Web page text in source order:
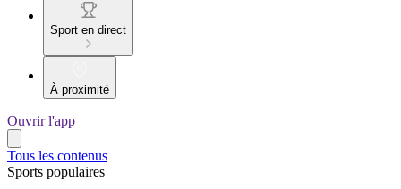
Sport en direct
À proximité
Ouvrir l'app
Tous les contenus
Sports populaires